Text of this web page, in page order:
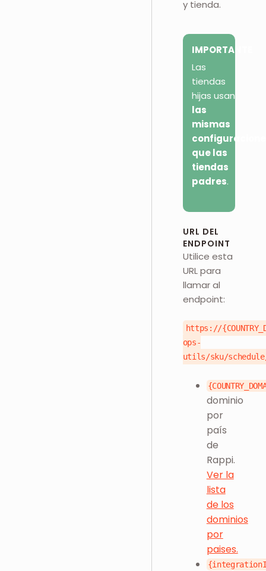
y tienda.
IMPORTANTE
Las
tiendas
hijas usan
las
mismas
que las
tiendas
padres.
URL DEL
ENDPOINT
Utilice esta
URL para
llamar al
endpoint:
https://
ops-
utils/sku/
dominio
por
país
de
Rappi.
Ver la
lista
de los
dominios
por
paises.